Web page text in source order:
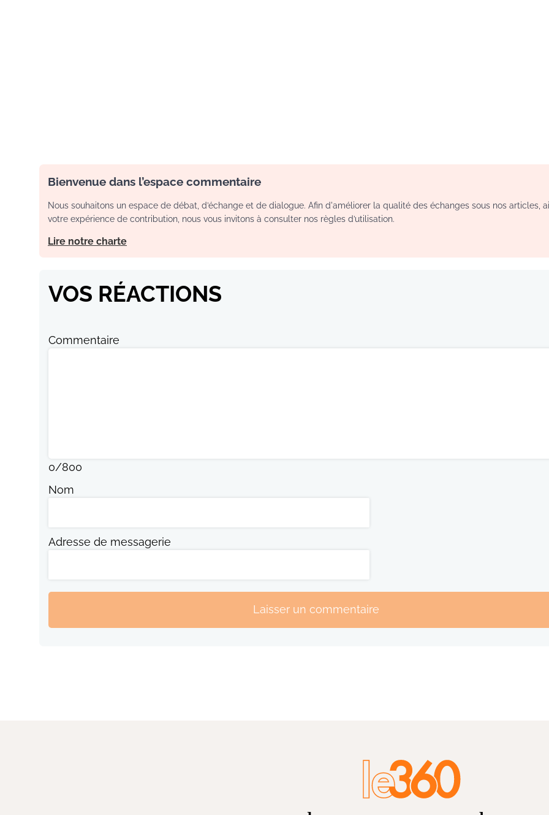
Bienvenue dans l’espace commentaire
Nous souhaitons un espace de débat, d’échange et de dialogue. Afin d'améliorer la qualité des échanges sous nos articles,
votre expérience de contribution, nous vous invitons à consulter nos règles d’utilisation.
Lire notre charte
VOS RÉACTIONS
Commentaire
0/800
Nom
Adresse de messagerie
Laisser un commentaire